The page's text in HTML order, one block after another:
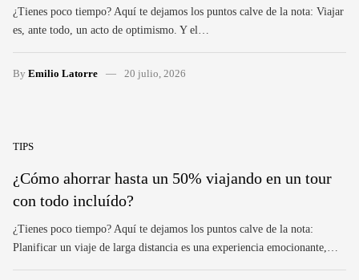
¿Tienes poco tiempo? Aquí te dejamos los puntos calve de la nota: Viajar
es, ante todo, un acto de optimismo. Y el…
By Emilio Latorre 20 julio, 2026
TIPS
¿Cómo ahorrar hasta un 50% viajando en un tour
con todo incluído?
¿Tienes poco tiempo? Aquí te dejamos los puntos calve de la nota:
Planificar un viaje de larga distancia es una experiencia emocionante,…